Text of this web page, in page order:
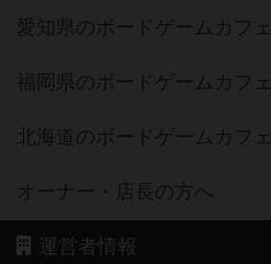
愛知県のボードゲームカフェ
福岡県のボードゲームカフェ
北海道のボードゲームカフェ
オーナー・店長の方へ
運営者情報